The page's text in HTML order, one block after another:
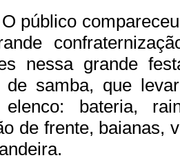
compareceu
nessa grande
de samba, que
elenco: bateria,
de frente, baianas,